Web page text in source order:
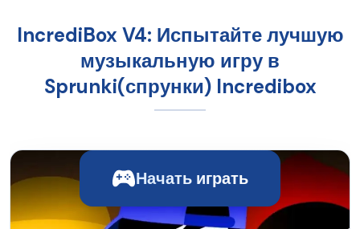
IncrediBox V4: Испытайте лучшую
музыкальную игру в
Sprunki(спрунки) Incredibox
Начать играть